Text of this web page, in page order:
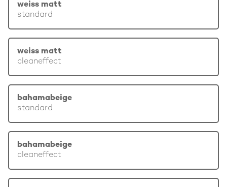
weiss matt
standard
weiss matt
cleaneffect
bahamabeige
standard
bahamabeige
cleaneffect